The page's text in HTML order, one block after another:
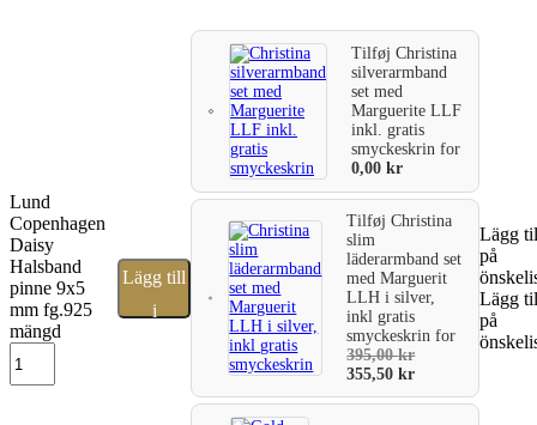
Lund
Copenhagen
Daisy
Halsband
pinne 9x5
mm fg.925
mängd
Lägg till
i
TilføjChristina
silverarmband
set med
Marguerite LLF
inkl. gratis
smyckeskrinfor
0,00kr
TilføjChristina
slim
läderarmband set
med Marguerit
LLH i silver,
inkl gratis
smyckeskrinfor
395,00kr
355,50kr
Lägg
på
Lägg
på